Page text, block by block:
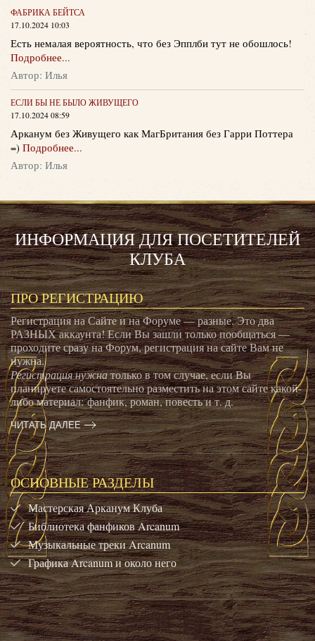
ФАБРИКА БЕЙТСА
17.10.2024 10:03
Есть немалая вероятность, что без Эпплби тут не обошлось!
Подробнее...
Автор: Илья
ЕСЛИ БЫ НЕ БЫЛО ЖИВУЩЕГО
17.10.2024 08:59
Арканум без Живущего как МагБритания без Гарри Поттера
=) Подробнее...
Автор: Илья
ИНФОРМАЦИЯ ДЛЯ ПОСЕТИТЕЛЕЙ
КЛУБА
ПРО РЕГИСТРАЦИЮ
Регистрация на Сайте и на Форуме — разные. Это два
РАЗНЫХ аккаунта! Если Вы зашли только пообщаться —
проходите сразу на Форум, регистрация на сайте Вам не
нужна.
Регистрация нужнатолько в том случае, если Вы
планируете самостоятельно разместить на этом сайте какой-
либо материал: фанфик, роман, повесть и т. д.
ЧИТАТЬ ДАЛЕЕ
ОСНОВНЫЕ РАЗДЕЛЫ
Мастерская Арканум Клуба
Библиотека фанфиков Arcanum
Музыкальные треки Arcanum
Графика Arcanum и около него